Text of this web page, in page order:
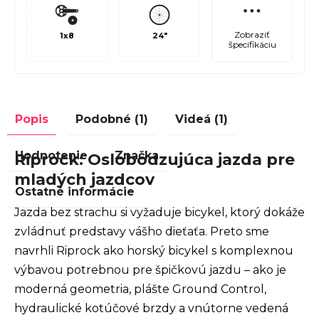
1x8 24"
Zobraziť
špecifikáciu
Popis Podobné (1) Videá (1)
Hodnotenie Značka
Ostatné informácie
Riprock: Oslobodzujúca jazda pre
mladých jazdcov
Jazda bez strachu si vyžaduje bicykel, ktorý dokáže
zvládnuť predstavy vášho dieťaťa. Preto sme
navrhli Riprock ako horský bicykel s komplexnou
výbavou potrebnou pre špičkovú jazdu – ako je
moderná geometria, plášte Ground Control,
hydraulické kotúčové brzdy a vnútorne vedená